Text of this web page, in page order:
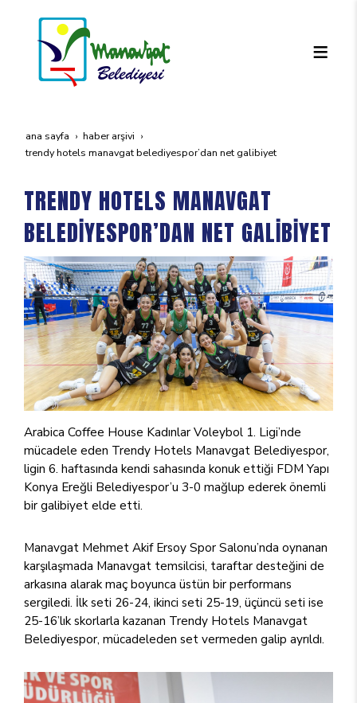
ana sayfa
haber arşivi
trendy hotels manavgat beledi̇yespor’dan net gali̇bi̇yet
TRENDY HOTELS MANAVGAT
BELEDİYESPOR’DAN NET GALİBİYET
Arabica Coffee House Kadınlar Voleybol 1. Ligi’nde
mücadele eden Trendy Hotels Manavgat Belediyespor,
ligin 6. haftasında kendi sahasında konuk ettiği FDM Yapı
Konya Ereğli Belediyespor’u 3-0 mağlup ederek önemli
bir galibiyet elde etti.
Manavgat Mehmet Akif Ersoy Spor Salonu’nda oynanan
karşılaşmada Manavgat temsilcisi, taraftar desteğini de
arkasına alarak maç boyunca üstün bir performans
sergiledi. İlk seti 26-24, ikinci seti 25-19, üçüncü seti ise
25-16’lık skorlarla kazanan Trendy Hotels Manavgat
Belediyespor, mücadeleden set vermeden galip ayrıldı.